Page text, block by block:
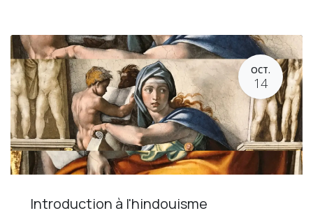
OCT.
14
Introduction à l'hindouisme